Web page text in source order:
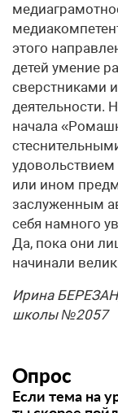
этого
детей умение
сверстниками
деятельности.
начала
или ином
заслуженным
себя намного
Да, пока они
начинали
Ирина
школы №2057
Опрос
Если тема на